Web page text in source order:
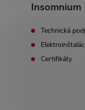
Insomnium
Technická
Certifikáty